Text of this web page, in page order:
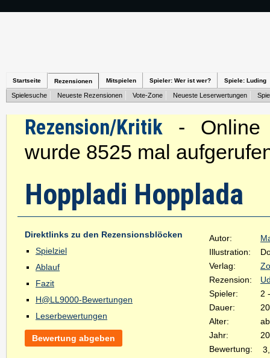
Startseite Rezensionen Mitspielen Spieler: Wer ist wer? Spiele: Luding
Spielesuche Neueste Rezensionen Vote-Zone Neueste Leserwertungen
Rezension/Kritik - Online
wurde 8525 mal
Hoppladi Hopplada
Direktlinks zu den Rezensionsblöcken
Spielziel
Ablauf
Fazit
H@LL9000-Bewertungen
Leserbewertungen
Bewertung abgeben
Autor:
Illustration:
Verlag:
Rezension:
Spieler:
2
Dauer:
Alter:
Jahr:
Bewertung: